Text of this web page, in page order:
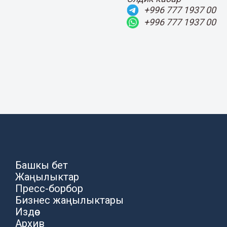
+996 777 1937 00
+996 777 1937 00
Башкы бет
Жаңылыктар
Пресс-борбор
Бизнес жаңылыктары
Издөө
Архив